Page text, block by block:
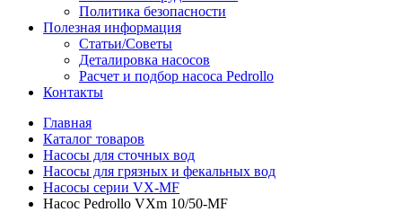
Политика безопасности
Полезная информация
Статьи/Советы
Деталировка насосов
Расчет и подбор насоса Pedrollo
Контакты
Главная
Каталог товаров
Насосы для сточных вод
Насосы для грязных и фекальных вод
Насосы серии VX-MF
Насос Pedrollo VXm 10/50-MF